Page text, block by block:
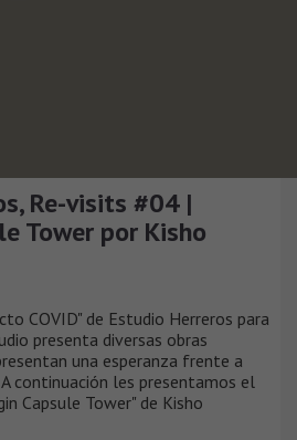
Re-visits #04 |
Tower por Kisho
COVID" de Estudio Herreros para
presenta diversas obras
una esperanza frente a
continuación les presentamos el
Capsule Tower" de Kisho